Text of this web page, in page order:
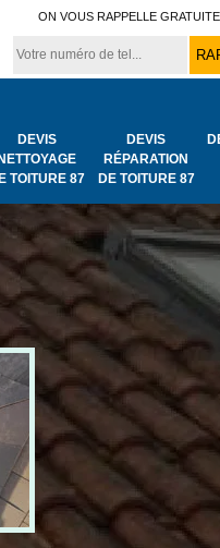
ON VOUS RAPPELLE
DEVIS
NETTOYAGE
TOITURE 87
DEVIS
RÉPARATION
DE TOITURE 87
Bâchage de
87